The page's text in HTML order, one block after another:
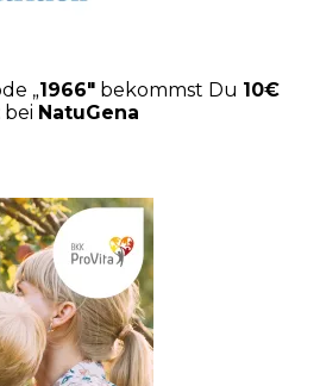
„1966″ bekommst Du 10€
bei NatuGena